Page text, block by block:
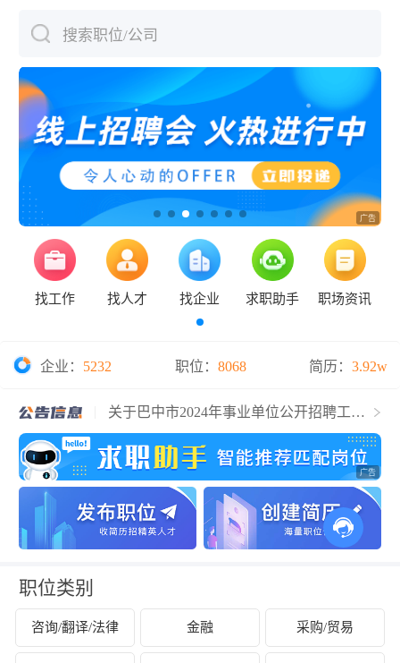
搜索职位/公司
找工作 找人才 找企业 求职助手 职场资讯
企业： 5232 职位： 8068 简历： 3.92w
关于巴中市2024年事业单位公开招聘工作
人员的公告
职位类别
咨询/翻译/法律 金融 采购/贸易